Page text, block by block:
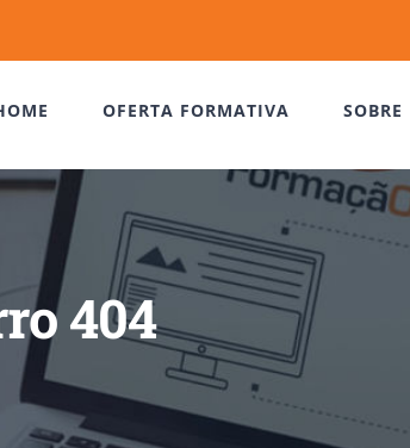
OFERTA FORMATIVA SOBRE
404